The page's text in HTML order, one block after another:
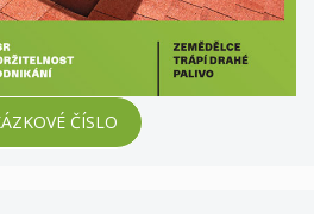
ČÍSLO